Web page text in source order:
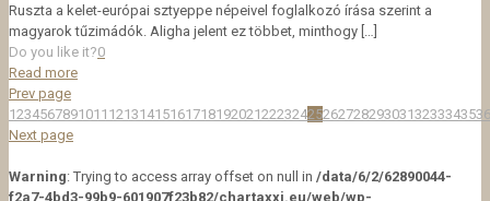
Ruszta a kelet-európai sztyeppe népeivel foglalkozó írása szerint a
magyarok tűzimádók. Aligha jelent ez többet, minthogy […]
Do you like it?0
Read more
Prev page
1234567891011 12131415161718192021222324252627282930313233343536
Next page
Warning: Trying to access array offset on null in /data/6/2/62890044-
f2a7-4bd3-99b9-601907f23b82/chartaxxi.eu/web/wp-